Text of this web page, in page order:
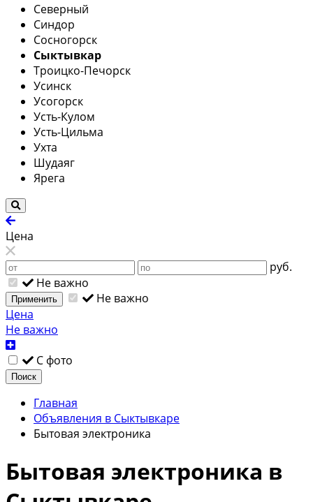
Северный
Синдор
Сосногорск
Сыктывкар
Троицко-Печорск
Усинск
Усогорск
Усть-Кулом
Усть-Цильма
Ухта
Шудаяг
Ярега
Цена
руб.
Не важно
Применить
Не важно
Цена
Не важно
С фото
Поиск
Главная
Объявления в Сыктывкаре
Бытовая электроника
Бытовая электроника в